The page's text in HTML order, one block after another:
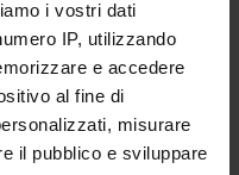
i vostri dati
IP, utilizzando
e accedere
al fine di
misurare
il pubblico e sviluppare